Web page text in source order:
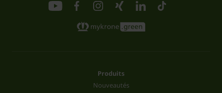
Produits
Nouveautés